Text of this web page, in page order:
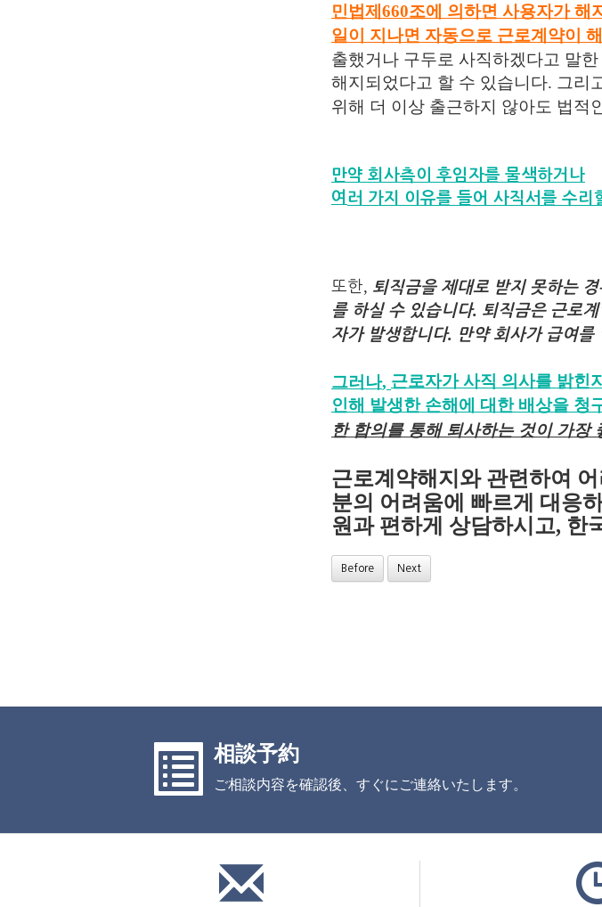
민법제 660조에 의하면 사용자가 해
일이 지나면 자동으로 근로계약이
출했거나 구두로 사직하겠다고 말
해지되었다고 할 수 있습니다. 그리
위해 더 이상 출근하지 않아도 법적
만약 회사측이 후임자를 물색하거나
여 러 가지 이유를 들어 사직서를 수
또한, 퇴직금을 제대로 받지 못하는
를 하실 수 있습니다. 퇴직금은 근로
자가 발생합니다. 만약 회사가 급여를
그러나, 근로자가 사직 의사를 밝힌지
인해 발생한 손해에 대한 배상을 청
한 합의를 통해 퇴사하는 것이 가장
근로계약해지와 관련하여
분의 어려움에 빠르게 대응
원과 편하게 상담하시고, 한
Before Next
相談予約
ご相談内容を確認後、すぐにご連絡いたします。